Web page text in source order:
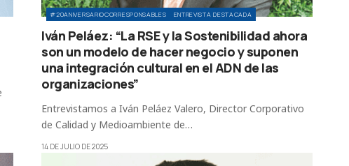
#20ANIVERSARIOCORRESPONSABLES ENTREVISTA DESTACADA
Iván Peláez: “La RSE y la Sostenibilidad ahora
son un modelo de hacer negocio y suponen
una integración cultural en el ADN de las
organizaciones”
Entrevistamos a Iván Peláez Valero, Director Corporativo
de Calidad y Medioambiente de…
14 DE JULIO DE 2025